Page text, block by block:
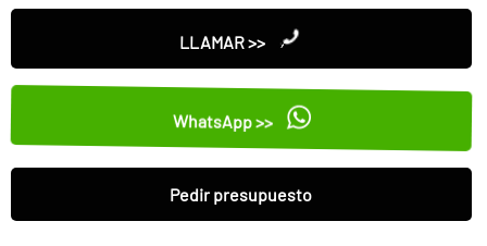
LLAMAR >>
WhatsApp >>
Pedir presupuesto